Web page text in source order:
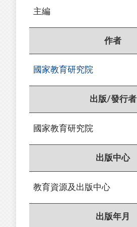
主編
作者
國家教育研究院
出版/發行者
國家教育研究院
出版中心
教育資源及出版中心
出版年月